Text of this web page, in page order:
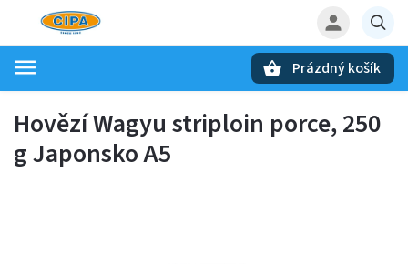
Prázdný košík
Hovězí Wagyu striploin porce, 250
g Japonsko A5